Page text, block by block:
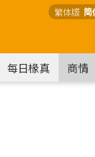
繁体版 简
每日椽真 商情